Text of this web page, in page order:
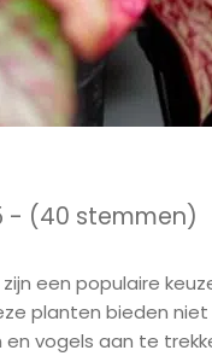
- (40 stemmen)
een populaire
planten bieden
vogels aan te